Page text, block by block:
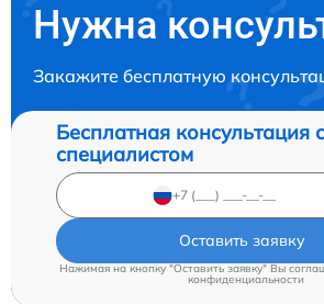
Нужна
Закажите бесплатную
Бесплатная консультация
специалистом
Оставить заявку
Нажимая на кнопку "Оставить заявку" Вы
конфиденциальности